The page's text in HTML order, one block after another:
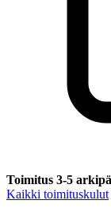
Toimitus 3-5
Kaikki toimituskulut